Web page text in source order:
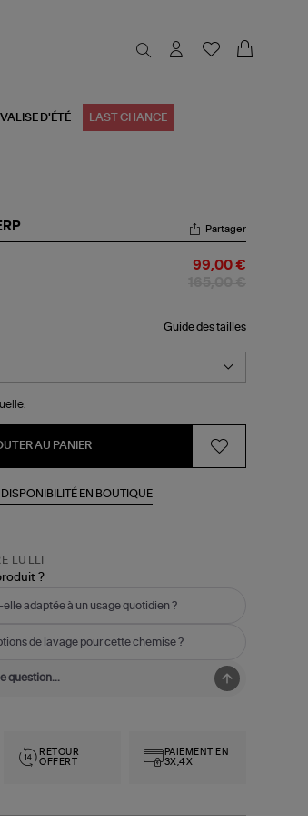
VALISE D'ÉTÉ LAST CHANCE
Partager
99,00 €
Guide des tailles
AU PANIER
EN BOUTIQUE
LULLI
?
adaptée à un usage quotidien ?
de lavage pour cette chemise ?
RETOUR
OFFERT
PAIEMENT EN
3X,4X